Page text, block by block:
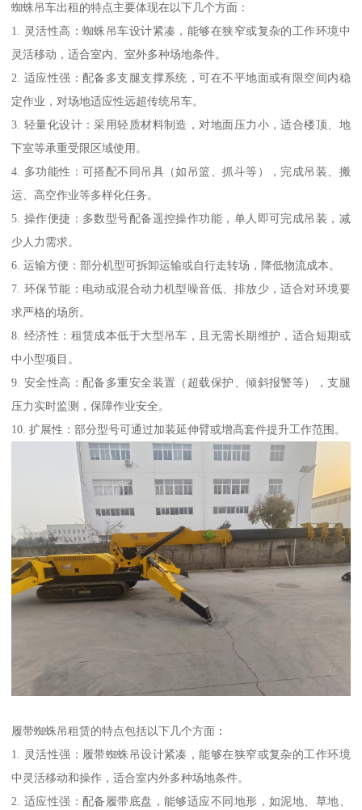
蜘蛛吊车出租的特点主要体现在以下几个方面：
1. 灵活性高：蜘蛛吊车设计紧凑，能够在狭窄或复杂的工作环境中
灵活移动，适合室内、室外多种场地条件。
2. 适应性强：配备多支腿支撑系统，可在不平地面或有限空间内稳
定作业，对场地适应性远超传统吊车。
3. 轻量化设计：采用轻质材料制造，对地面压力小，适合楼顶、地
下室等承重受限区域使用。
4. 多功能性：可搭配不同吊具（如吊篮、抓斗等），完成吊装、搬
运、高空作业等多样化任务。
5. 操作便捷：多数型号配备遥控操作功能，单人即可完成吊装，减
少人力需求。
6. 运输方便：部分机型可拆卸运输或自行走转场，降低物流成本。
7. 环保节能：电动或混合动力机型噪音低、排放少，适合对环境要
求严格的场所。
8. 经济性：租赁成本低于大型吊车，且无需长期维护，适合短期或
中小型项目。
9. 安全性高：配备多重安全装置（超载保护、倾斜报警等），支腿
压力实时监测，保障作业安全。
10. 扩展性：部分型号可通过加装延伸臂或增高套件提升工作范围。
履带蜘蛛吊租赁的特点包括以下几个方面：
1. 灵活性强：履带蜘蛛吊设计紧凑，能够在狭窄或复杂的工作环境
中灵活移动和操作，适合室内外多种场地条件。
2. 适应性强：配备履带底盘，能够适应不同地形，如泥地、草地、